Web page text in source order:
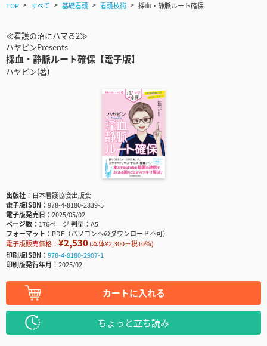
TOP すべて 基礎看護 看護技術 採血・静脈ルート確保
≪看護の沼にハマる2≫
ハヤピンPresents
採血・静脈ルート確保【電子版】
ハヤピン(著)
出版社
日本看護協会出版会
電子版ISBN
978-4-8180-2839-5
電子版発売日
2025/05/02
ページ数
176ページ判型
A5
フォーマット
PDF（パソコンへのダウンロード不可）
電子版販売価格： ¥2,530(本体¥2,300＋税10％)
印刷版ISBN
978-4-8180-2907-1
印刷版発行年月
2025/02
カートに入れる
ちょっと立ち読み